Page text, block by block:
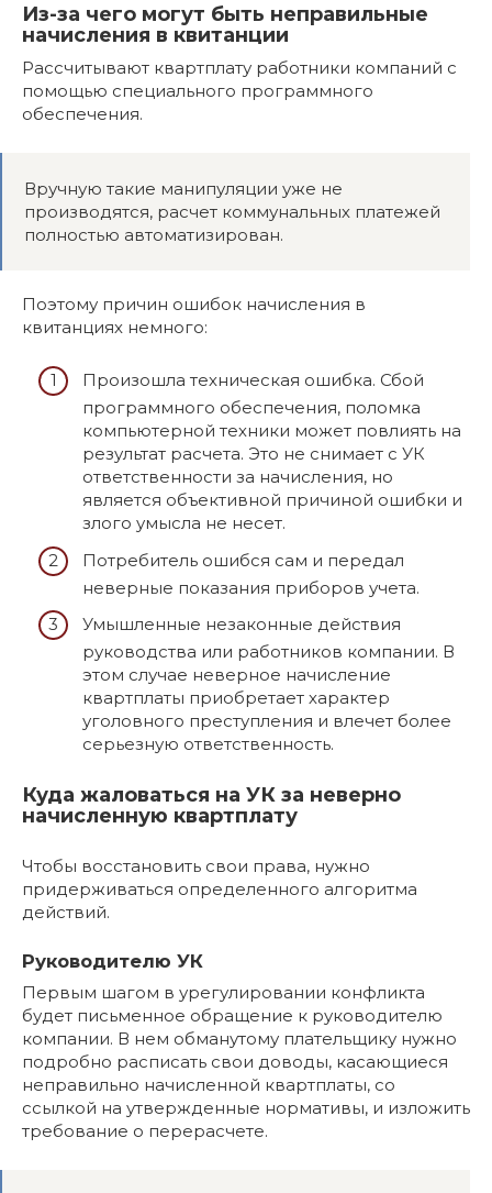
Из-за чего могут быть неправильные
начисления в квитанции
Рассчитывают квартплату работники компаний с
помощью специального программного
обеспечения.
Вручную такие манипуляции уже не
производятся, расчет коммунальных платежей
полностью автоматизирован.
Поэтому причин ошибок начисления в
квитанциях немного:
Произошла техническая ошибка. Сбой
программного обеспечения, поломка
компьютерной техники может повлиять на
результат расчета. Это не снимает с УК
ответственности за начисления, но
является объективной причиной ошибки и
злого умысла не несет.
Потребитель ошибся сам и передал
неверные показания приборов учета.
Умышленные незаконные действия
руководства или работников компании. В
этом случае неверное начисление
квартплаты приобретает характер
уголовного преступления и влечет более
серьезную ответственность.
Куда жаловаться на УК за неверно
начисленную квартплату
Чтобы восстановить свои права, нужно
придерживаться определенного алгоритма
действий.
Руководителю УК
Первым шагом в урегулировании конфликта
будет письменное обращение к руководителю
компании. В нем обманутому плательщику нужно
подробно расписать свои доводы, касающиеся
неправильно начисленной квартплаты, со
ссылкой на утвержденные нормативы, и изложить
требование о перерасчете.